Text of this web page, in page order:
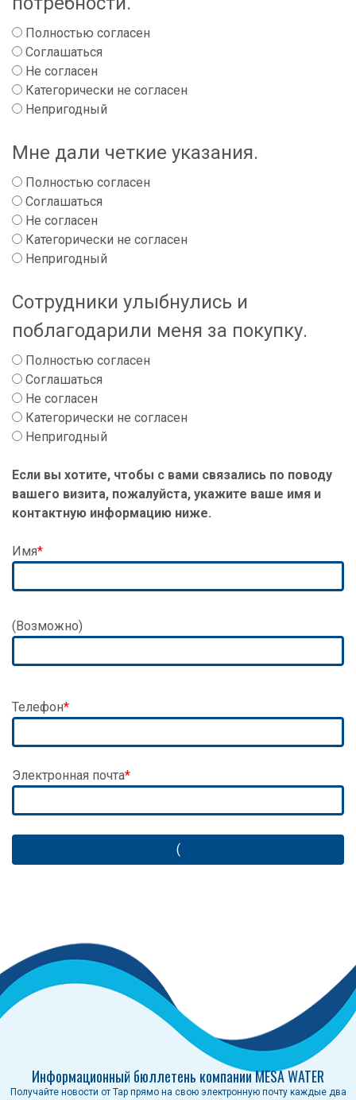
Полностью согласен
Соглашаться
Не согласен
Категорически не согласен
Непригодный
Мне дали четкие указания.
Полностью согласен
Соглашаться
Не согласен
Категорически не согласен
Непригодный
Сотрудники улыбнулись и
поблагодарили меня за покупку.
Полностью согласен
Соглашаться
Не согласен
Категорически не согласен
Непригодный
Если вы хотите, чтобы с вами связались по поводу
вашего визита, пожалуйста, укажите ваше имя и
контактную информацию ниже.
Имя
Адрес
(Возможно)
Телефон
Электронная почта
Информационный бюллетень компании MESA WATER
Получайте новости от Tap прямо на свою электронную почту каждые два